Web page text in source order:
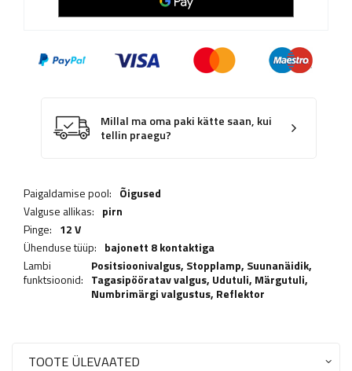
Millal ma oma paki kätte saan, kui
tellin praegu?
Paigaldamise pool: Õigused
Valguse allikas: pirn
Pinge: 12 V
Ühenduse tüüp: bajonett 8 kontaktiga
Lambi
funktsioonid:
Positsioonivalgus, Stopplamp, Suunanäidik,
Tagasipööratav valgus, Udutuli, Märgutuli,
Numbrimärgi valgustus, Reflektor
TOOTE ÜLEVAATED